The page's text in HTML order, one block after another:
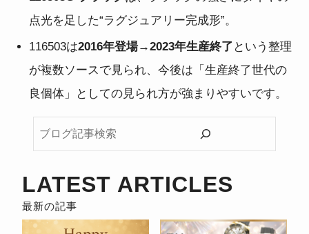
点光を足した“ラグジュアリー完成形”。
116503は2016年登場→2023年生産終了 という整理
が複数ソースで見られ、今後は「生産終了世代の
良個体」としての見られ方が強まりやすいです。
ロ
記
事
検
索
LATEST ARTICLES